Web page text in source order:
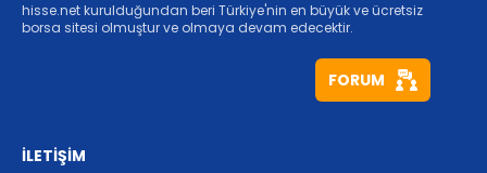
hisse.net kurulduğundan beri Türkiye'nin en büyük ve ücretsiz
borsa sitesi olmuştur ve olmaya devam edecektir.
FORUM
İLETİŞİM